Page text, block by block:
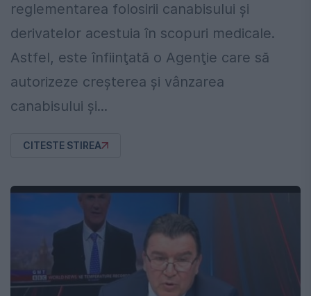
reglementarea folosirii canabisului şi
derivatelor acestuia în scopuri medicale.
Astfel, este înfiinţată o Agenţie care să
autorizeze creşterea şi vânzarea
canabisului şi...
CITESTE STIREA